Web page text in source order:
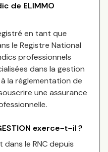
de ELIMMO
en tant que
le Registre National
professionnels
dans la gestion
la réglementation de
une assurance
exerce-t-il ?
le RNC depuis